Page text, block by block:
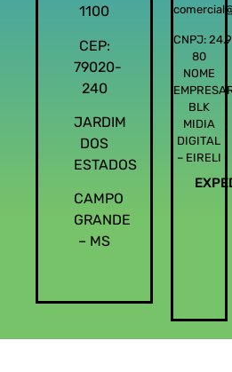
1100
CEP:
79020-
240
JARDIM
DOS
ESTADOS
CAMPO
GRANDE
– MS
CNPJ:
80
NOME
BLK
MIDIA
DIGITAL
– EIRELI